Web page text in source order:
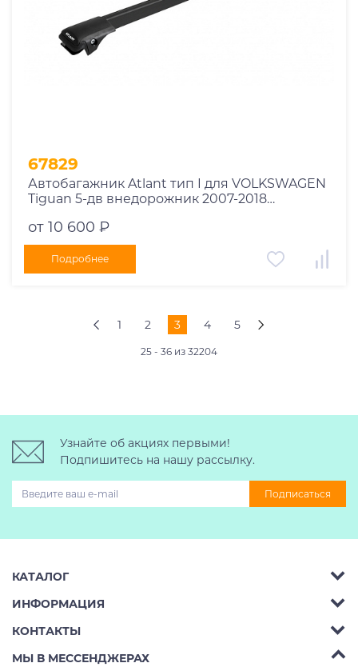
67829
Автобагажник Atlant тип I для VOLKSWAGEN
Tiguan 5-дв внедорожник 2007-2018
10002+11114+11118
от 10 600 ₽
Подробнее
1 2 3 4 5
25 - 36 из 32204
Узнайте об акциях первыми!
Подпишитесь на нашу рассылку.
Подписаться
КАТАЛОГ
Багажник на крышу авто
Автобоксы
ИНФОРМАЦИЯ
Аренда
Ремонт
КОНТАКТЫ
Телефон: 8 (495) 2367486
МЫ В МЕССЕНДЖЕРАХ